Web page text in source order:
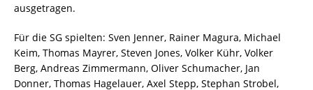
ausgetragen.
Für die SG spielten: Sven Jenner, Rainer Magura, Michael
Keim, Thomas Mayrer, Steven Jones, Volker Kühr, Volker
Berg, Andreas Zimmermann, Oliver Schumacher, Jan
Donner, Thomas Hagelauer, Axel Stepp, Stephan Strobel,